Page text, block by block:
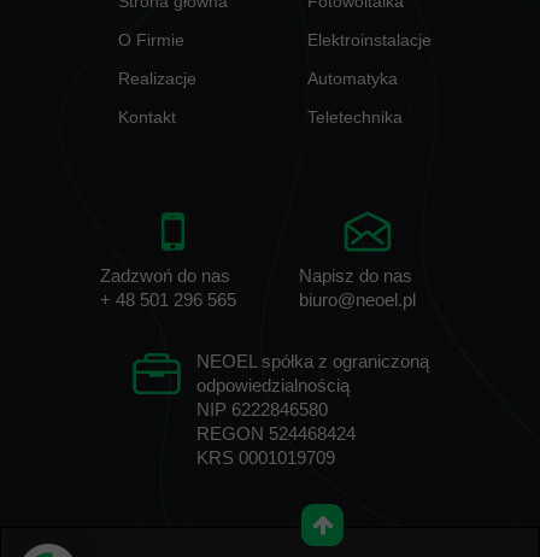
NEOEL spółka z ograniczoną
odpowiedzialnością
NIP 6222846580
REGON 524468424
KRS 0001019709
Zadzwoń do nas
+ 48 501 296 565
Napisz do nas
biuro@neoel.pl
O Firmie
Realizacje
Kontakt
Elektroinstalacje
Automatyka
Teletechnika